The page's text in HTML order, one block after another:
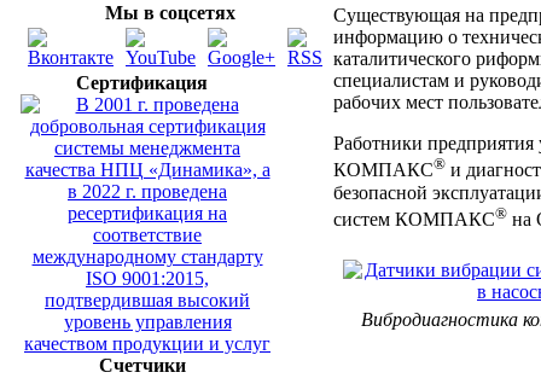
Мы в соцсетях
Сертификация
Счетчики
Существующая на
информацию о
каталитического
специалистам и
рабочих мест
Работники предприятия
КОМПАКС® и
безопасной
систем КОМПАКС® на
Вибродиагностика